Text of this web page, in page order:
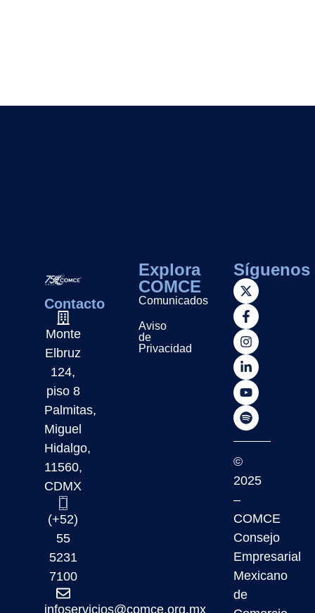
Contacto
Monte
Elbruz
124,
piso 8
Palmitas,
Miguel
Hidalgo,
11560,
CDMX
(+52)
55
5231
7100
infoservicios@comce.org.mx
Explora
COMCE
Comunicados
Aviso
de
Privacidad
Síguenos
©
2025
–
COMCE
Consejo
Empresarial
Mexicano
de